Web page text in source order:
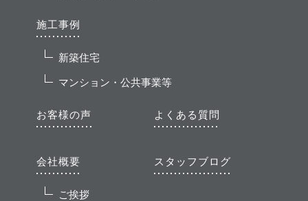
施工事例
新築住宅
マンション・公共事業等
お客様の声 よくある質問
会社概要
ご挨拶
スタッフブログ